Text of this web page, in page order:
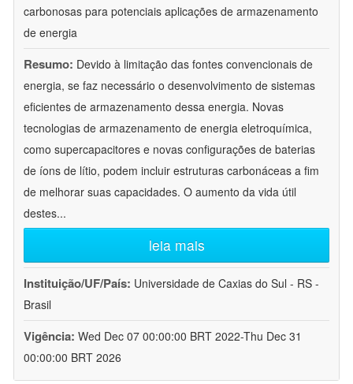
carbonosas para potenciais aplicações de armazenamento
de energia
Resumo: Devido à limitação das fontes convencionais de
energia, se faz necessário o desenvolvimento de sistemas
eficientes de armazenamento dessa energia. Novas
tecnologias de armazenamento de energia eletroquímica,
como supercapacitores e novas configurações de baterias
de íons de lítio, podem incluir estruturas carbonáceas a fim
de melhorar suas capacidades. O aumento da vida útil
destes...
leia mais
Instituição/UF/País: Universidade de Caxias do Sul - RS -
Brasil
Vigência: Wed Dec 07 00:00:00 BRT 2022-Thu Dec 31
00:00:00 BRT 2026